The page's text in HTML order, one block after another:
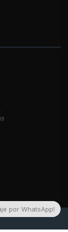
por WhatsApp!